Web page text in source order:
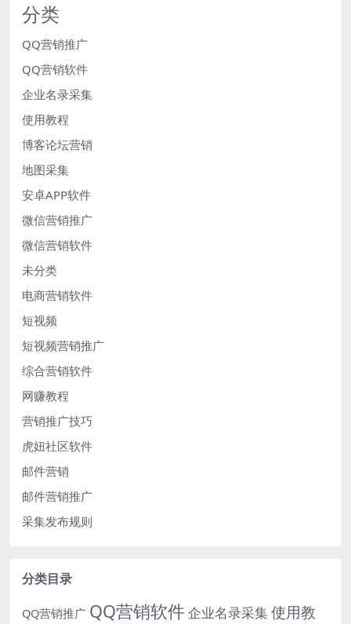
分类
QQ营销推广
QQ营销软件
企业名录采集
使用教程
博客论坛营销
地图采集
安卓APP软件
微信营销推广
微信营销软件
未分类
电商营销软件
短视频
短视频营销推广
综合营销软件
网赚教程
营销推广技巧
虎妞社区软件
邮件营销
邮件营销推广
采集发布规则
分类目录
QQ营销推广 QQ营销软件企业名录采集使用教